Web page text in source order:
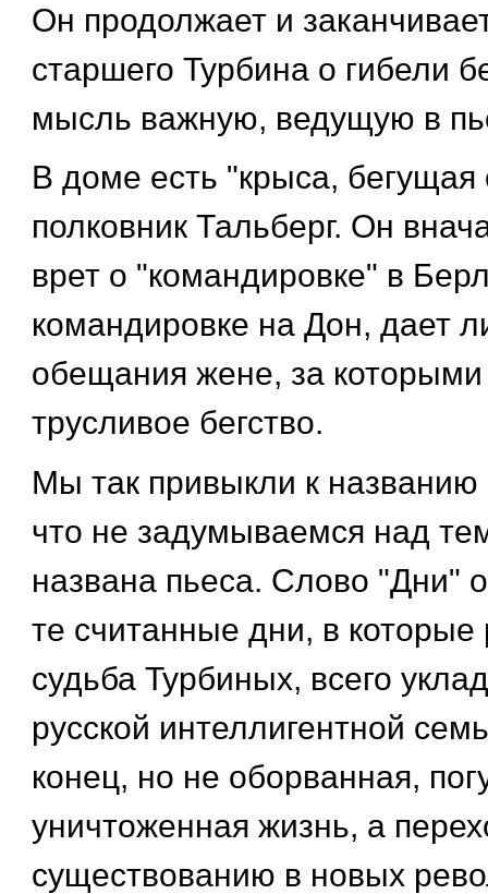
Он продолжает и
старшего Турбина о гибели
мысль важную, ведущую в
В доме есть "крыса, бегущая
полковник Тальберг. Он
врет о "командировке" в
командировке на Дон, дает
обещания жене, за которыми
трусливое бегство.
Мы так привыкли к
что не задумываемся над
названа пьеса. Слово "Дни"
те считанные дни, в
судьба Турбиных, всего
русской интеллигентной
конец, но не оборванная,
уничтоженная жизнь, а
существованию в новых